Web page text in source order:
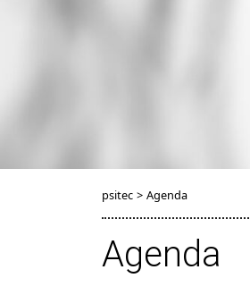
psitec > Agenda
Agenda